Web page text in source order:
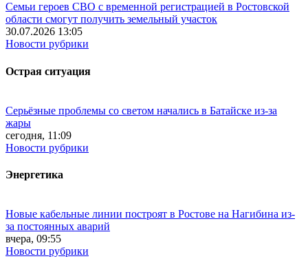
Семьи героев СВО с временной регистрацией в Ростовской
области смогут получить земельный участок
30.07.2026 13:05
Новости рубрики
Острая ситуация
Серьёзные проблемы со светом начались в Батайске из-за
жары
сегодня, 11:09
Новости рубрики
Энергетика
Новые кабельные линии построят в Ростове на Нагибина из-
за постоянных аварий
вчера, 09:55
Новости рубрики